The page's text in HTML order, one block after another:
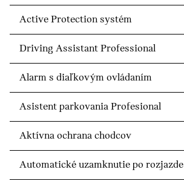
Active Protection systém
Driving Assistant Professional
Alarm s diaľkovým ovládaním
Asistent parkovania Profesional
Aktívna ochrana chodcov
Automatické uzamknutie po rozjazde